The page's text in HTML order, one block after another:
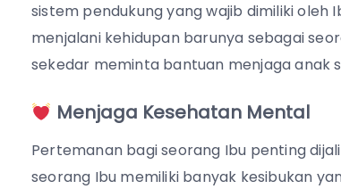
sistem pendukung yang wajib dimiliki oleh
menjalani kehidupan barunya sebagai
sekedar meminta bantuan menjaga anak
Menjaga Kesehatan Mental
Pertemanan bagi seorang Ibu penting
seorang Ibu memiliki banyak kesibukan